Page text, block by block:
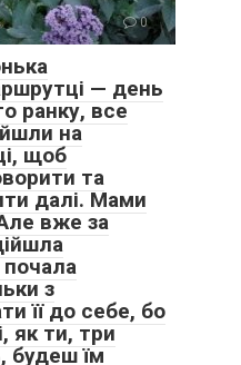
0
— день
ранку, все
на
щоб
та
далі. Мами
вже за
з
її до себе, бо
як ти, три
будеш їм